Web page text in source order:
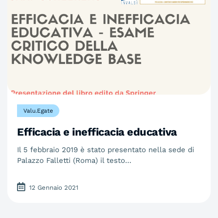
Valu.Egate
Efficacia e inefficacia educativa
Il 5 febbraio 2019 è stato presentato nella sede di
Palazzo Falletti (Roma) il testo…
12 Gennaio 2021